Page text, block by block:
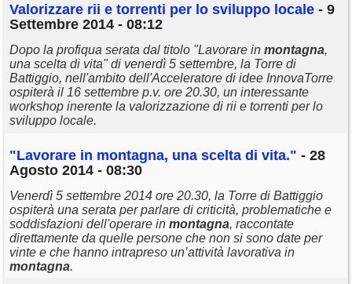
Valorizzare rii e torrenti per lo sviluppo locale - 9
Settembre 2014 - 08:12
Dopo la profiqua serata dal titolo "Lavorare in montagna,
una scelta di vita" di venerdì 5 settembre, la Torre di
Battiggio, nell'ambito dell'Acceleratore di idee InnovaTorre
ospiterà il 16 settembre p.v. ore 20.30, un interessante
workshop inerente la valorizzazione di rii e torrenti per lo
sviluppo locale.
"Lavorare in montagna, una scelta di vita." - 28
Agosto 2014 - 08:30
Venerdì 5 settembre 2014 ore 20.30, la Torre di Battiggio
ospiterà una serata per parlare di criticità, problematiche e
soddisfazioni dell'operare in montagna, raccontate
direttamente da quelle persone che non si sono date per
vinte e che hanno intrapreso un’attività lavorativa in
montagna.